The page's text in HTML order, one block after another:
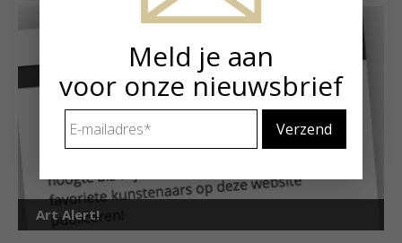
Art Alert!
Meld je aan
voor onze nieuwsbrief
mailadres *